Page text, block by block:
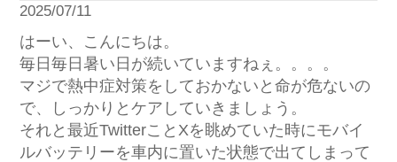
2025/07/11
はーい、こんにちは。
毎日毎日暑い日が続いていますねぇ。。。。
マジで熱中症対策をしておかないと命が危ないの
で、しっかりとケアしていきましょう。
それと最近TwitterことXを眺めていた時にモバイ
ルバッテリーを車内に置いた状態で出てしまって